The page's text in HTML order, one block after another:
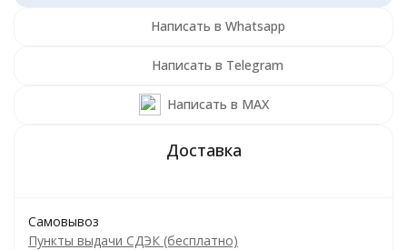
Написать в Whatsapp
Написать в Telegram
Написать в MAX
Самовывоз
Пункты выдачи СДЭК (бесплатно)